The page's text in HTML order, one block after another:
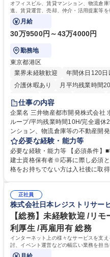
オフィスビル、賃貸マンション、物流倉
進、賃貸運営、売却、仲介・活用提案等
ます。
月給
30万9500円～43万4000円
勤務地
東京都港区
業界未経験歓迎
年間休日120日
介護休暇あり
月平均残業時間
在宅OK
賞与あり
駅近5分以内
土日祝休み 寮
仕事の内容
企業名 三井物産都市開発株式会社 求人名 【営業事務】業務職/三井物産グ
ループ/平均残業時間10H/完全週休2日 仕事の内容 オフィスビル、
ンション、物流倉庫等の不動産開
貸運営、売却、仲介・活用提案等
いただきます。 【詳細】・契約書管理、契約書製本、捺印対応、ファイリ
ング、登記簿取得、調書取得・支
求・支払データ登録、取引先マス
の他に担当頂く業務が発生する場合があります。 募
業務職/三井物産グループ/平均残業
必要な経験・能力等
必要な経験・能力等 【必須条件】
建士資格保有者※応募に際し必須
格をお持ちでない方は入社後に取
ション力がある方。 ・チャレンジ
方。多様な関係者と謙虚に信頼関
ール管理が出来る方。※将来的に
へのジョブローテーションの可能性があります。 学
院 大学 語学力： 資格：宅地建物取
正社員
株式会社日本レジストリサー
【総務】未経験歓迎 /リ
利厚生 /再雇用有 総務
インターネット上の様々なサービスを支
討、イベント運営などの幅広い業務を担
ている部署です。